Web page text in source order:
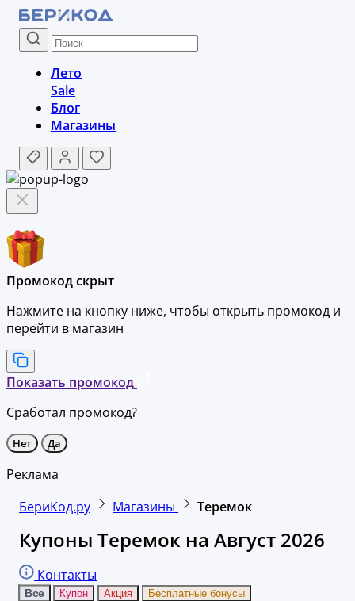
Лето
Sale
Блог
Магазины
Промокод скрыт
Нажмите на кнопку ниже, чтобы открыть промокод и
перейти в магазин
Показать промокод
Сработал промокод?
Нет Да
Реклама
БериКод.ру
Магазины Теремок
Купоны Теремок на Август 2026
Контакты
Все Купон Акция Бесплатные бонусы